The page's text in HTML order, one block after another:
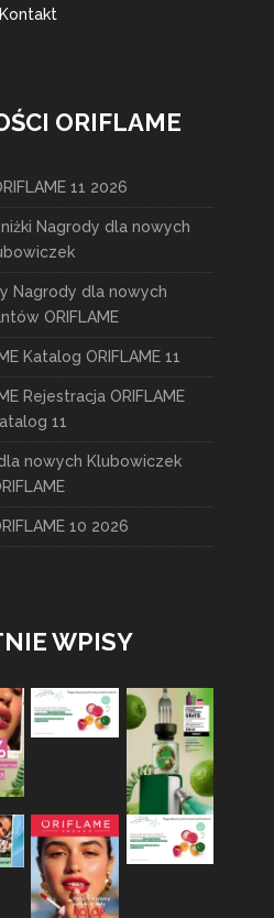
Kontakt
ORIFLAME
11 2026
Nagrody dla nowych
Nagrody dla nowych
ORIFLAME
Katalog ORIFLAME 11
Rejestracja ORIFLAME
11
nowych Klubowiczek
10 2026
WPISY